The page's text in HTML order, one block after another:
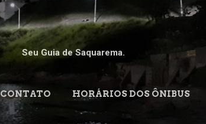
Seu Guia de Saquarema.
CONTATO HORÁRIOS DOS ÔNIBUS